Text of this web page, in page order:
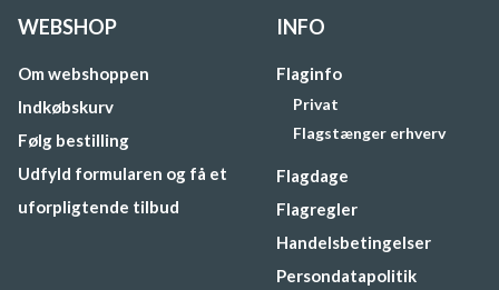
WEBSHOP
Om webshoppen
Indkøbskurv
Følg bestilling
Udfyld formularen og få et
uforpligtende tilbud
INFO
Flaginfo
Privat
Flagstænger erhverv
Flagdage
Flagregler
Handelsbetingelser
Persondatapolitik